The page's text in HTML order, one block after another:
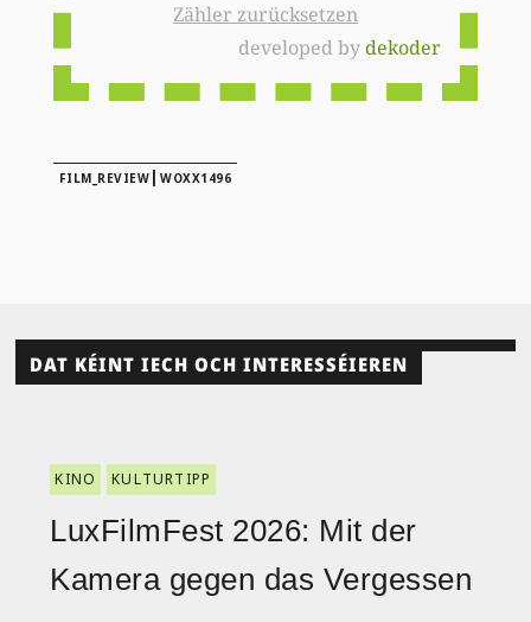
Zähler zurücksetzen
developed bydekoder
FILM_REVIEW |WOXX1496
DAT KÉINT IECH OCH INTERESSÉIEREN
KINO KULTURTIPP
LuxFilmFest 2026: Mit der
Kamera gegen das Vergessen